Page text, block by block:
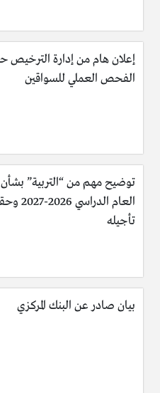
الذي كان يعتمد على تصفية
بإطلاق نار على موكبه لحظة
أثناء ذهابه الى ميدان السبعين
34 عاماً على تأسيس حزبه.
لمحاولة الاغتيال السادسة
أنتهى بقنصه في رأسه ليتلقى
اغتياله للأبد.
إعلان هام من إدارة الترخيص
الفحص العملي للسواقين
توضيح مهم من “التربية”
العام الدراسي
تأجيله
بيان صادر عن البنك المركزي